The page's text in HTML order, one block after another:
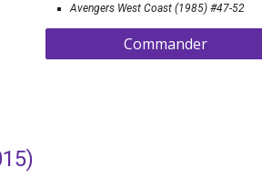
Avengers West Coast (1985) #47-52
Commander